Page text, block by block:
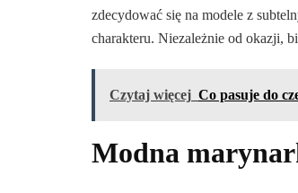
zdecydować się na modele z
charakteru. Niezależnie od okazji,
Czytaj więcej Co pasuje do
Modna